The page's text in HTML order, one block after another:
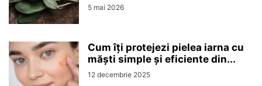
5 mai 2026
Cum îți protejezi pielea iarna cu
măști simple și eficiente din...
12 decembrie 2025